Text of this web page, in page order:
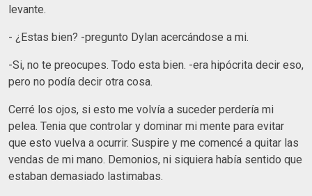
levante.
- ¿Estas bien? -pregunto Dylan acercándose a mi.
-Si, no te preocupes. Todo esta bien. -era hipócrita decir eso,
pero no podía decir otra cosa.
Cerré los ojos, si esto me volvía a suceder perdería mi
pelea. Tenia que controlar y dominar mi mente para evitar
que esto vuelva a ocurrir. Suspire y me comencé a quitar las
vendas de mi mano. Demonios, ni siquiera había sentido que
estaban demasiado lastimabas.